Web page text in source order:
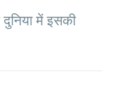
में इसकी